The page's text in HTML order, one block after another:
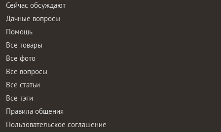
Сейчас обсуждают
Дачные вопросы
Помощь
Все товары
Все фото
Все вопросы
Все статьи
Все тэги
Правила общения
Пользовательское соглашение